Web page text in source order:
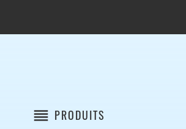
reorder PRODUITS